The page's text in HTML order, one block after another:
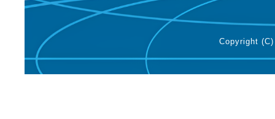
Copyright